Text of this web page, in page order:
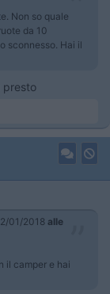
Non so quale
da 10
sconnesso. Hai il
presto
01/2018 alle
il camper e hai